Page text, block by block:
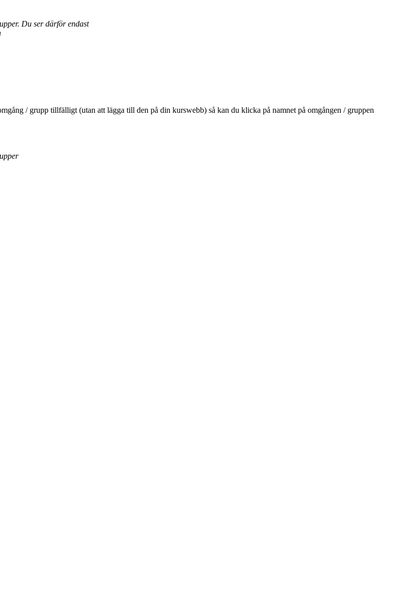
Du ser därför endast
/ grupp tillfälligt (utan att lägga till den på din kurswebb) så kan du klicka på namnet på omgången / gruppen